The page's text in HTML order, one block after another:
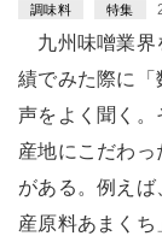
調味料 特集
九州味噌業界
績でみた際に「
声をよく聞く。
産地にこだわ
がある。例えば
産原料あまく